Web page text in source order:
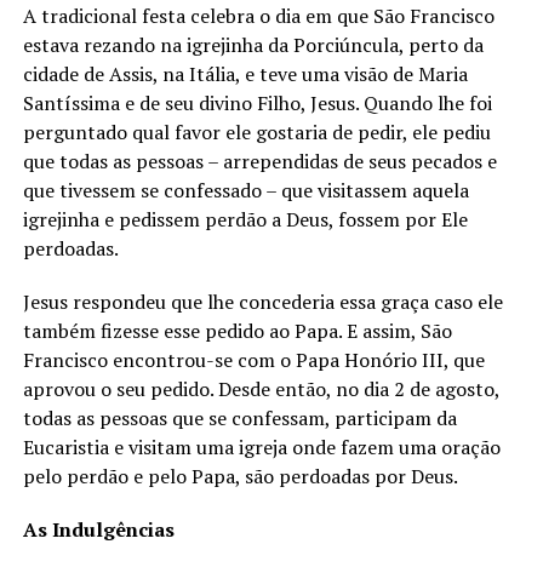
A tradicional festa celebra o dia em que São Francisco
estava rezando na igrejinha da Porciúncula, perto da
cidade de Assis, na Itália, e teve uma visão de Maria
Santíssima e de seu divino Filho, Jesus. Quando lhe foi
perguntado qual favor ele gostaria de pedir, ele pediu
que todas as pessoas – arrependidas de seus pecados e
que tivessem se confessado – que visitassem aquela
igrejinha e pedissem perdão a Deus, fossem por Ele
perdoadas.
Jesus respondeu que lhe concederia essa graça caso ele
também fizesse esse pedido ao Papa. E assim, São
Francisco encontrou-se com o Papa Honório III, que
aprovou o seu pedido. Desde então, no dia 2 de agosto,
todas as pessoas que se confessam, participam da
Eucaristia e visitam uma igreja onde fazem uma oração
pelo perdão e pelo Papa, são perdoadas por Deus.
As Indulgências